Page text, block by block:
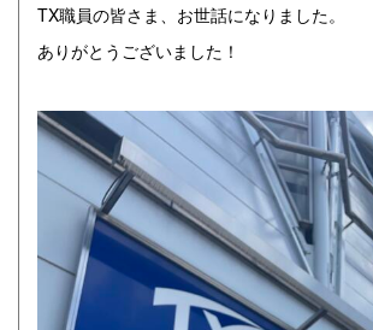
TX職員の皆さま、お世話になりました。
ありがとうございました！